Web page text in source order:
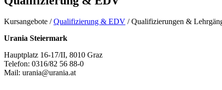
Kursangebote /Qualifizierung & EDV /Qualifizierungen &
Urania Steiermark
Hauptplatz 16-17/II, 8010 Graz
Telefon: 0316/82 56 88-0
Mail: urania@urania.at